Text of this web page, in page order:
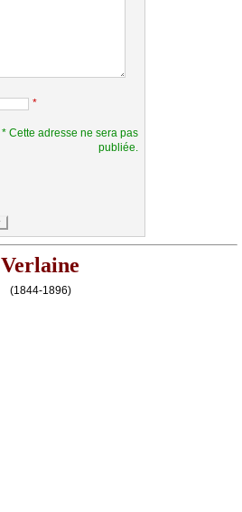
*
* Cette adresse ne sera pas
publiée.
Verlaine
(1844-1896)